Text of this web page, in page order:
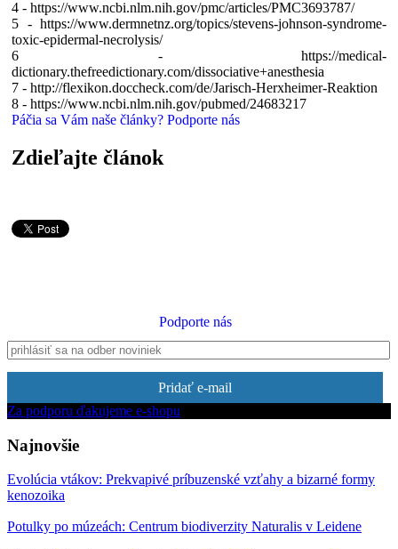
4 - https://www.ncbi.nlm.nih.gov/pmc/articles/PMC3693787/
5 - https://www.dermnetnz.org/topics/stevens-johnson-syndrome-
toxic-epidermal-necrolysis/
6 - https://medical-
dictionary.thefreedictionary.com/dissociative+anesthesia
7 - http://flexikon.doccheck.com/de/Jarisch-Herxheimer-Reaktion
8 - https://www.ncbi.nlm.nih.gov/pubmed/24683217
Páčia sa Vám naše články? Podporte nás
Zdieľajte článok
Podporte nás
Pridať e-mail
Za podporu ďakujeme e-shopu
Najnovšie
Evolúcia vtákov: Prekvapivé príbuzenské vzťahy a bizarné formy
kenozoika
Potulky po múzeách: Centrum biodiverzity Naturalis v Leidene